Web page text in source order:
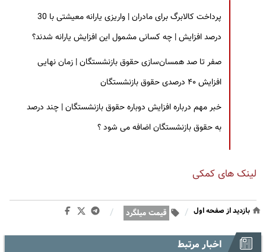
پرداخت کالابرگ برای مادران | واریزی یارانه معیشتی با 30
درصد افزایش | چه کسانی مشمول این افزایش یارانه شدند؟
صفر تا صد همسان‌سازی حقوق بازنشستگان | زمان نهایی
افزایش ۴۰ درصدی حقوق بازنشستگان
خبر مهم درباره افزایش دوباره حقوق بازنشستگان | چند درصد
به حقوق بازنشستگان اضافه می شود ؟
لینک های کمکی
بازدید از صفحه اول / قیمت میلگرد /
اخبار مرتبط